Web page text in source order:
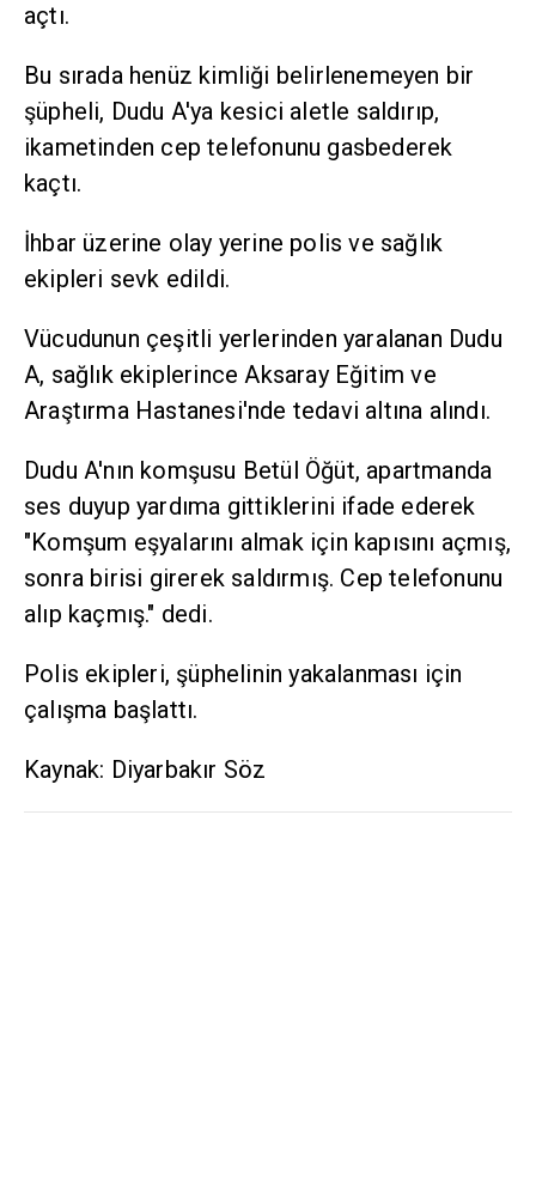
açtı.
Bu sırada henüz kimliği belirlenemeyen bir
şüpheli, Dudu A'ya kesici aletle saldırıp,
ikametinden cep telefonunu gasbederek
kaçtı.
İhbar üzerine olay yerine polis ve sağlık
ekipleri sevk edildi.
Vücudunun çeşitli yerlerinden yaralanan Dudu
A, sağlık ekiplerince Aksaray Eğitim ve
Araştırma Hastanesi'nde tedavi altına alındı.
Dudu A'nın komşusu Betül Öğüt, apartmanda
ses duyup yardıma gittiklerini ifade ederek
"Komşum eşyalarını almak için kapısını açmış,
sonra birisi girerek saldırmış. Cep telefonunu
alıp kaçmış." dedi.
Polis ekipleri, şüphelinin yakalanması için
çalışma başlattı.
Kaynak: Diyarbakır Söz